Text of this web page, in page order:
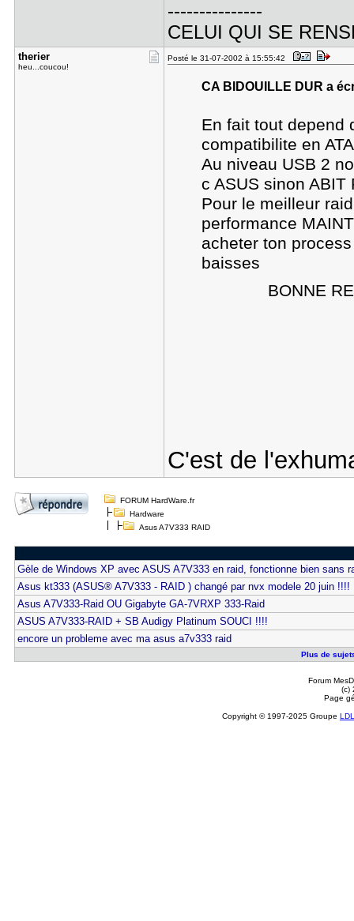
---------------
CELUI QUI SE
therier
heu...coucou!
Posté le 31-07-2002 à 15:55:42
CA BIDOUILLE DUR a
En fait tout depend
compatibilite en
Au niveau USB 2
c ASUS sinon ABIT
Pour le meilleur
performance
acheter ton
baisses
BONNE
C'est de
FORUM HardWare.fr
Hardware
Asus A7V333 RAID
Gèle de Windows XP avec ASUS A7V333 en raid, fonctionne bien sans
Asus kt333 (ASUS® A7V333 - RAID ) changé par nvx modele 20 juin !!!!
Asus A7V333-Raid OU Gigabyte GA-7VRXP 333-Raid
ASUS A7V333-RAID + SB Audigy Platinum SOUCI !!!!
encore un probleme avec ma asus a7v333 raid
Plus de
Forum
(c)
Page
Copyright © 1997-2025 Groupe